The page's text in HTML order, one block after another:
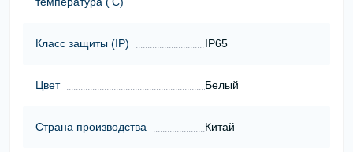
Класс защиты (ІР) IP65
Цвет Белый
Страна производства Китай